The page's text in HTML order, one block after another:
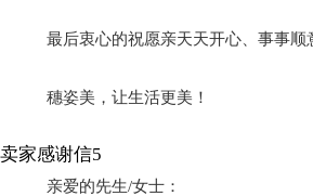
最后衷心的祝愿亲天天开心、事事顺
穗姿美，让生活更美！
卖家感谢信5
亲爱的先生/女士：